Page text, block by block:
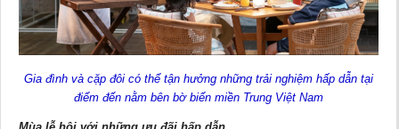
Gia đình và cặp đôi có thể tận hưởng những trải nghiệm hấp dẫn tại
điểm đến nằm bên bờ biển miền Trung Việt Nam